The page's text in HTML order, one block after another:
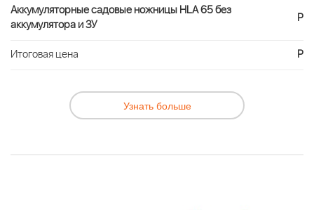
Аккумуляторные садовые ножницы HLA 65 без
аккумулятора и ЗУ
Р
Итоговая цена Р
Узнать больше